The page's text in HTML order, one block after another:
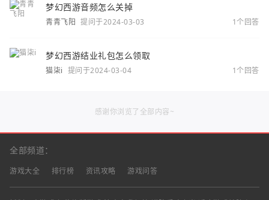
梦幻西游音频怎么关掉
青青飞阳 提问于2024-03-03 1个回答
梦幻西游结业礼包怎么领取
猫柒i 提问于2024-03-04 1个回答
感谢你浏览了全部内容~
全部频道：
游戏大全 排行榜 资讯攻略 游戏问答